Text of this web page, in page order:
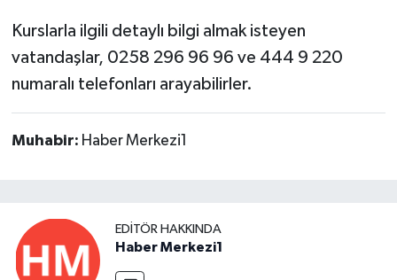
Kurslarla ilgili detaylı bilgi almak isteyen
vatandaşlar, 0258 296 96 96 ve 444 9 220
numaralı telefonları arayabilirler.
Muhabir: Haber Merkezi1
EDITÖR HAKKINDA
Haber Merkezi1